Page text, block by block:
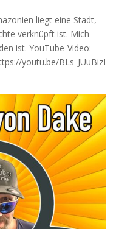
liegt eine Stadt,
verknüpft ist. Mich
ist. YouTube-Video:
youtu.be/BLs_JUuBizI